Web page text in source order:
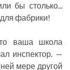
бы столько...
фабрики!
ваша школа
инспектор. —
мере другой